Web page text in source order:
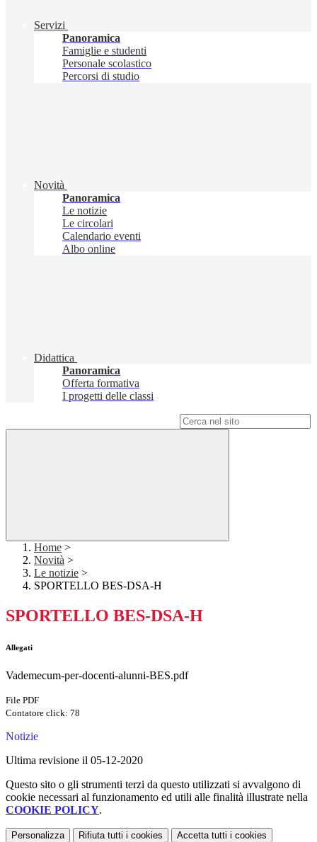
Servizi
Panoramica
Famiglie e studenti
Personale scolastico
Percorsi di studio
Novità
Panoramica
Le notizie
Le circolari
Calendario eventi
Albo online
Didattica
Panoramica
Offerta formativa
I progetti delle classi
Home >
Novità >
Le notizie >
SPORTELLO BES-DSA-H
SPORTELLO BES-DSA-H
Allegati
Vademecum-per-docenti-alunni-BES.pdf
File PDF
Contatore click: 78
Notizie
Ultima revisione il 05-12-2020
Questo sito o gli strumenti terzi da questo utilizzati si avvalgono di
cookie necessari al funzionamento ed utili alle finalità illustrate nella
COOKIE POLICY.
Personalizza Rifiuta tutti i cookies Accetta tutti i cookies